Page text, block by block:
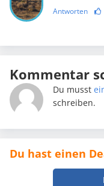
Antworten
Kommentar
Du musst
schreiben.
Du hast einen